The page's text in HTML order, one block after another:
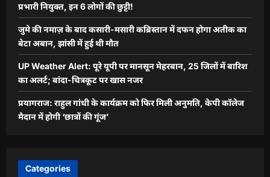
प्रभारी नियुक्त, इन 6 लोगों की छुट्टी!
जुमे की नमाज़ के बाद कसारी-मसारी कब्रिस्तान में दफन होगा अतीक का
बेटा अबान, झांसी में हुई थी मौत
UP Weather Alert: पूरे यूपी पर मानसून मेहरबान, 25 जिलों में बारिश
का अलर्ट; बांदा-चित्रकूट पर खास नजर
प्रयागराज: राहुल गांधी के कार्यक्रम को फिर मिली अनुमति, केपी कॉलेज
मैदान में होगी ‘छात्रों की गूंज’
Categories